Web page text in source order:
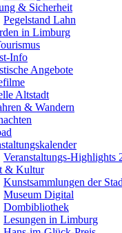
& Sicherheit
Pegelstand Lahn
in Limburg
Info
Angebote
Altstadt
& Wandern
Veranstaltungs-Highlights
& Kultur
Kunstsammlungen der
Museum Digital
Dombibliothek
Lesungen in Limburg